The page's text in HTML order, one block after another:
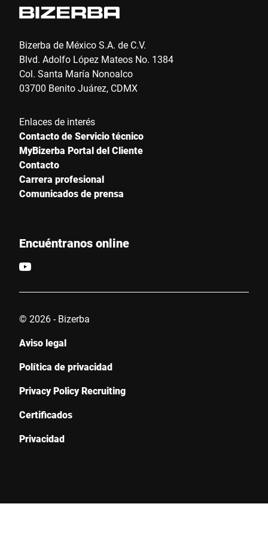
Bizerba de México S.A. de C.V.
Blvd. Adolfo López Mateos No. 1384
Col. Santa María Nonoalco
03700 Benito Juárez, CDMX
Enlaces de interés
Contacto de Servicio técnico
MyBizerba Portal del Cliente
Contacto
Carrera profesional
Comunicados de prensa
Encuéntranos online
© 2026 - Bizerba
Aviso legal
Política de privacidad
Privacy Policy Recruiting
Certificados
Privacidad